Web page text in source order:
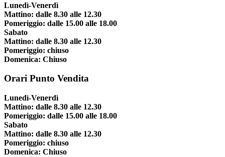
Lunedì-Venerdì
Mattino: dalle 8.30 alle 12.30
Pomeriggio: dalle 15.00 alle 18.00
Sabato
Mattino: dalle 8.30 alle 12.30
Pomeriggio: chiuso
Domenica: Chiuso
Orari Punto Vendita
Lunedì-Venerdì
Mattino: dalle 8.30 alle 12.30
Pomeriggio: dalle 15.00 alle 18.00
Sabato
Mattino: dalle 8.30 alle 12.30
Pomeriggio: chiuso
Domenica: Chiuso